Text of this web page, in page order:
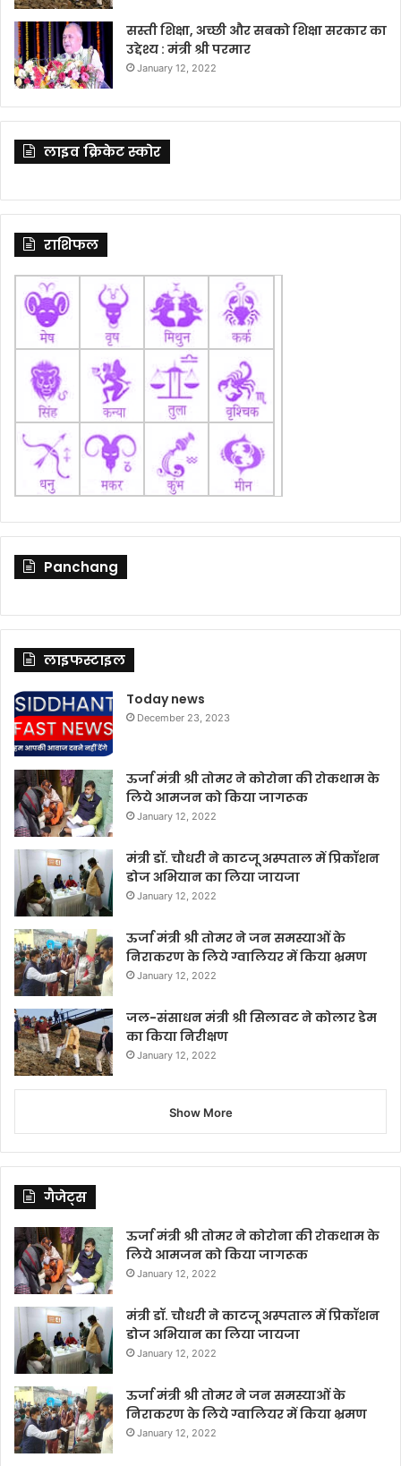
सस्ती शिक्षा, अच्छी और सबको शिक्षा सरकार का
उद्देश्य : मंत्री श्री परमार
January 12, 2022
लाइव क्रिकेट स्कोर
राशिफल
Panchang
लाइफस्टाइल
Today news
December 23, 2023
ऊर्जा मंत्री श्री तोमर ने कोरोना की रोकथाम के
लिये आमजन को किया जागरूक
January 12, 2022
मंत्री डॉ. चौधरी ने काटजू अस्पताल में प्रिकॉशन
डोज अभियान का लिया जायजा
January 12, 2022
ऊर्जा मंत्री श्री तोमर ने जन समस्याओं के
निराकरण के लिये ग्वालियर में किया भ्रमण
January 12, 2022
जल-संसाधन मंत्री श्री सिलावट ने कोलार डेम
का किया निरीक्षण
January 12, 2022
Show More
गैजेट्स
ऊर्जा मंत्री श्री तोमर ने कोरोना की रोकथाम के
लिये आमजन को किया जागरूक
January 12, 2022
मंत्री डॉ. चौधरी ने काटजू अस्पताल में प्रिकॉशन
डोज अभियान का लिया जायजा
January 12, 2022
ऊर्जा मंत्री श्री तोमर ने जन समस्याओं के
निराकरण के लिये ग्वालियर में किया भ्रमण
January 12, 2022